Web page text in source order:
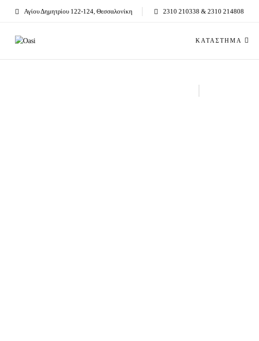
Αγίου Δημητρίου 122-124, Θεσσαλονίκη 2310 210338 & 2310 214808
ΚΑΤΑΣΤΗΜΑ